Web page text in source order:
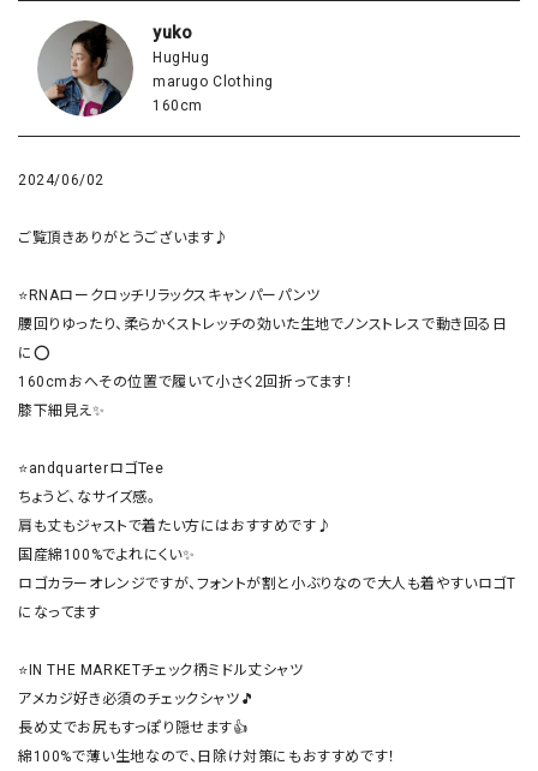
yuko
HugHug
marugo Clothing
160cm
2024/06/02
ご覧頂きありがとうございます♪
⭐️RNAロークロッチリラックスキャンパーパンツ
腰回りゆったり、柔らかくストレッチの効いた生地でノンストレスで動き回る日
に⭕️
160cmおへその位置で履いて小さく2回折ってます！
膝下細見え✨
⭐andquarterロゴTee
ちょうど、なサイズ感。
肩も丈もジャストで着たい方にはおすすめです♪
国産綿100%でよれにくい✨
ロゴカラーオレンジですが、フォントが割と小ぶりなので大人も着やすいロゴT
になってます
⭐IN THE MARKETチェック柄ミドル丈シャツ
アメカジ好き必須のチェックシャツ🎵
長め丈でお尻もすっぽり隠せます👍
綿100%で薄い生地なので、日除け対策にもおすすめです！